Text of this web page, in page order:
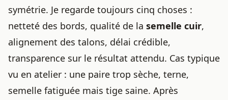
symétrie. Je regarde toujours cinq choses :
netteté des bords, qualité de la semelle cuir,
alignement des talons, délai crédible,
transparence sur le résultat attendu. Cas typique
vu en atelier : une paire trop sèche, terne,
semelle fatiguée mais tige saine. Après